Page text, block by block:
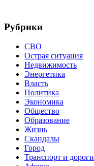
Рубрики
СВО
Острая ситуация
Недвижимость
Энергетика
Власть
Политика
Экономика
Общество
Образование
Жизнь
Скандалы
Город
Транспорт и дороги